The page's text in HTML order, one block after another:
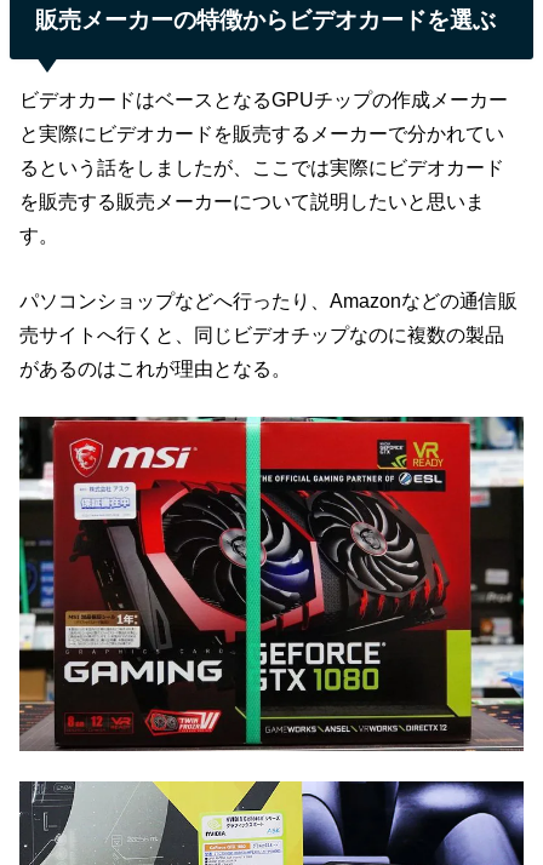
販売メーカーの特徴からビデオカードを選ぶ
ビデオカードはベースとなるGPUチップの作成メーカー
と実際にビデオカードを販売するメーカーで分かれてい
るという話をしましたが、ここでは実際にビデオカード
を販売する販売メーカーについて説明したいと思いま
す。
パソコンショップなどへ行ったり、Amazonなどの通信販
売サイトへ行くと、同じビデオチップなのに複数の製品
があるのはこれが理由となる。